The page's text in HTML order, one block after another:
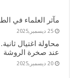
مآثر العلماء في
25 ديسمبر,2025
محاولة اغتيال
عند صخرة الروشة
20 ديسمبر,2025